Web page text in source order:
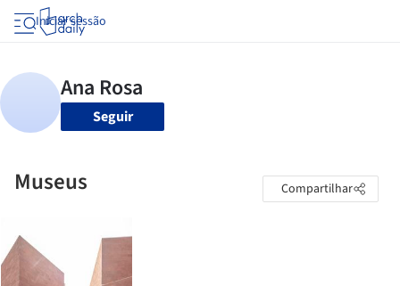
Iniciar sessão
Seguir
Museus Compartilhar